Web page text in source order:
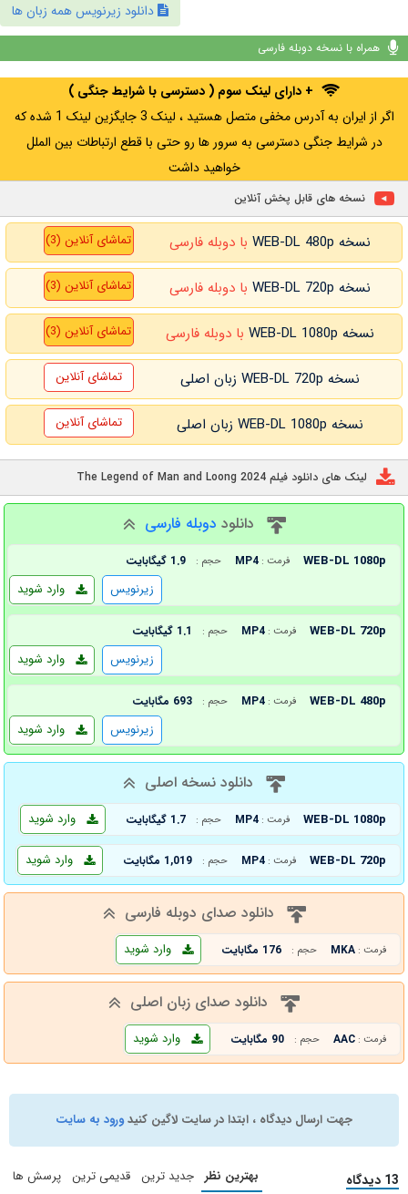
دانلود زیرنویس همه زبان ها
همراه با نسخه دوبله فارسی
+ دارای لینک سوم ( دسترسی با شرایط جنگی )
اگر از ایران به آدرس مخفی متصل هستید ، لینک 3 جایگزین لینک 1 شده که
در شرایط جنگی دسترسی به سرور ها رو حتی با قطع ارتباطات بین الملل
خواهید داشت
نسخه های قابل پخش آنلاین
نسخه WEB-DL 480p با دوبله فارسی تماشای آنلاین (3)
نسخه WEB-DL 720p با دوبله فارسی تماشای آنلاین (3)
نسخه WEB-DL 1080p با دوبله فارسی تماشای آنلاین (3)
نسخه WEB-DL 720p زبان اصلی تماشای آنلاین
نسخه WEB-DL 1080p زبان اصلی تماشای آنلاین
لینک های دانلود فیلم The Legend of Man and Loong 2024
دانلود دوبله فارسی
WEB-DL 1080p فرمت : MP4 حجم : 1.9 گیگابایت
وارد شوید زیرنویس
WEB-DL 720p فرمت : MP4 حجم : 1.1 گیگابایت
وارد شوید زیرنویس
WEB-DL 480p فرمت : MP4 حجم : 693 مگابایت
وارد شوید زیرنویس
دانلود نسخه اصلی
WEB-DL 1080p فرمت : MP4 حجم : 1.7 گیگابایت وارد شوید
WEB-DL 720p فرمت : MP4 حجم : 1,019 مگابایت وارد شوید
دانلود صدای دوبله فارسی
فرمت : MKA حجم : 176 مگابایت وارد شوید
دانلود صدای زبان اصلی
فرمت : AAC حجم : 90 مگابایت وارد شوید
جهت ارسال دیدگاه ، ابتدا در سایت لاگین کنیدورود به سایت
13 دیدگاه بهترین نظر جدید ترین قدیمی ترین پرسش ها